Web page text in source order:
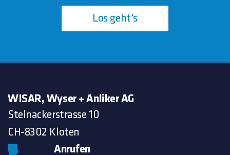
Los geht's
WISAR, Wyser + Anliker AG
Steinackerstrasse 10
CH-8302 Kloten
Anrufen